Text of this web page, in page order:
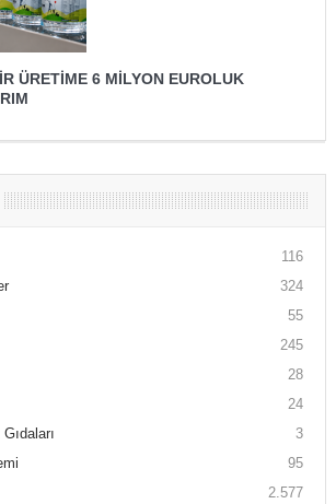
ÜRETİME 6 MİLYON EUROLUK
116
324
55
245
28
24
3
95
2.577